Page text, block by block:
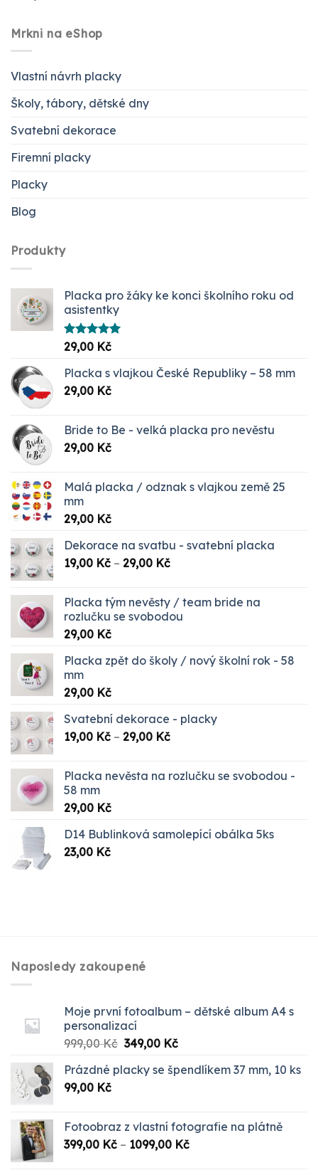
Mrkni na eShop
Vlastní návrh placky
Školy, tábory, dětské dny
Svatební dekorace
Firemní placky
Placky
Blog
Produkty
Placka pro žáky ke konci školního roku od
asistentky
Hodnocení
5.00
29,00 Kč
Placka s vlajkou České Republiky – 58 mm
29,00 Kč
Bride to Be - velká placka pro nevěstu
29,00 Kč
Malá placka / odznak s vlajkou země 25
mm
29,00 Kč
Dekorace na svatbu - svatební placka
19,00 Kč – 29,00 KčRozpětí
až
29,00 Kč
Placka tým nevěsty / team bride na
rozlučku se svobodou
29,00 Kč
Placka zpět do školy / nový školní rok - 58
mm
29,00 Kč
Svatební dekorace - placky
19,00 Kč – 29,00 KčRozpětí
až
Placka nevěsta na rozlučku se svobodou -
58 mm
29,00 Kč
D14 Bublinková samolepící obálka 5ks
23,00 Kč
Naposledy zakoupené
Moje první fotoalbum – dětské album A4 s
personalizací
999,00Kč Původní
byla:
349,00 KčAktuální
je:
Prázdné placky se špendlíkem 37 mm, 10 ks
99,00 Kč
Fotoobraz z vlastní fotografie na plátně
399,00 Kč – 1099,00 KčRozpětí